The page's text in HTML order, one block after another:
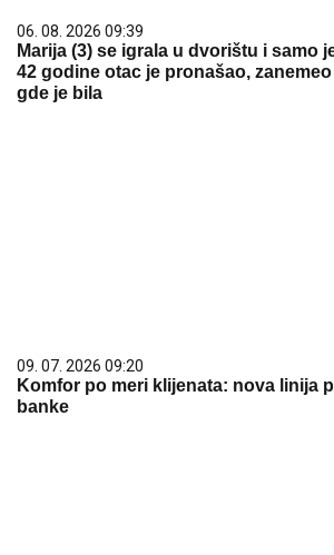
06. 08. 2026 09:39
Marija (3) se igrala u dvorištu i samo
42 godine otac je pronašao,
gde je bila
09. 07. 2026 09:20
Komfor po meri klijenata: nova linija
banke